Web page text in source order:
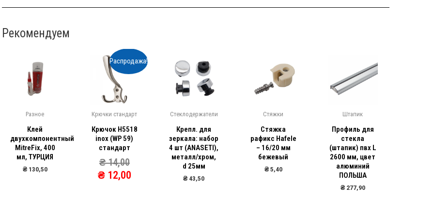
Рекомендуем
Разное
Клей
двухкомпонентный
MitreFix, 400
мл, ТУРЦИЯ
₴130,50
Распродажа!
Крючки стандарт
Крючок Н5518
inox (WP 59)
стандарт
₴14,00
₴12,00
Стеклодержатели
Крепл. для
зеркала: набор
4 шт (ANASETI),
металл/хром,
d 25мм
₴ 43,50
Стяжки
Стяжка
рафикс Hafele
– 16/20 мм
бежевый
₴5,40
Штапик
Профиль для
стекла
(штапик) пвх L
2600 мм, цвет
алюминий
ПОЛЬША
₴277,90